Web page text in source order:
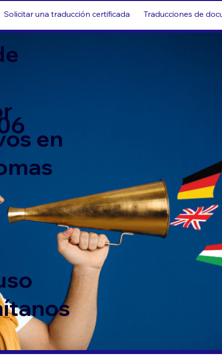
Solicitar una traducción certificada Traducciones de
en